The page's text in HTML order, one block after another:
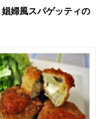
イプをオススメし
婦風スパゲッティの